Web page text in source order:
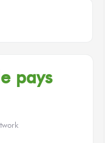
pays